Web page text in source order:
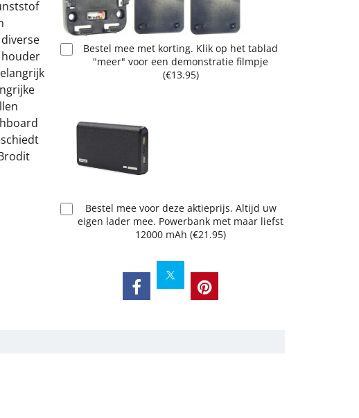
Bestel mee met korting. Klik op het tablad
"meer" voor een demonstratie filmpje
(€13.95)
Bestel mee voor deze aktieprijs. Altijd uw
eigen lader mee. Powerbank met maar liefst
12000 mAh (€21.95)